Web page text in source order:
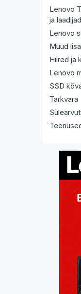
Lenovo
ja laadijad
Lenovo
Muud
Hiired ja
Lenovo
SSD
Tarkvara